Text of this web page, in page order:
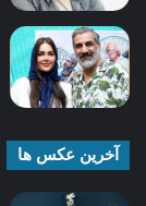
آخرین عکس ها